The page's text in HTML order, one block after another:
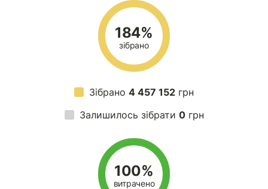
184%
зібрано
Зібрано 4 457 152 грн
Залишилось зібрати 0грн
100%
витрачено